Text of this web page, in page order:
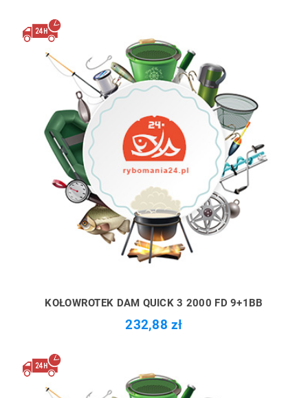
KOŁOWROTEK DAM QUICK 3 2000 FD 9+1BB
232,88 zł